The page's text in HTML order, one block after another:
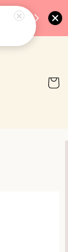
🚚 台